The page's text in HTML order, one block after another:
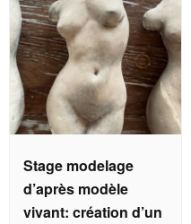
Stage modelage
d’après modèle
vivant: création d’un